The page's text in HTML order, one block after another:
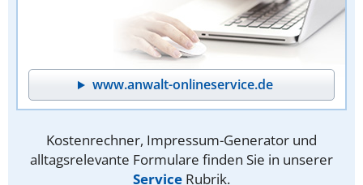
www.anwalt-onlineservice.de
Kostenrechner, Impressum-Generator und
alltagsrelevante Formulare finden Sie in unserer
Service Rubrik.